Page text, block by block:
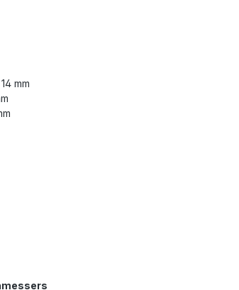
mm